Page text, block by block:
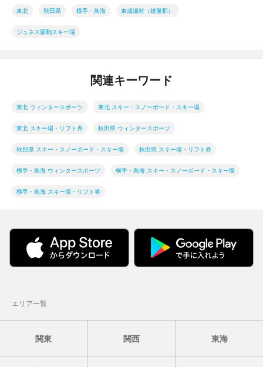
東北 秋田県 横手・鳥海 東成瀬村（雄勝郡）
ジュネス栗駒スキー場
関連キーワード
東北 ウィンタースポーツ 東北 スキー・スノーボード・スキー場
東北 スキー場・リフト券 秋田県 ウィンタースポーツ
秋田県 スキー・スノーボード・スキー場 秋田県 スキー場・リフト券
横手・鳥海 ウィンタースポーツ 横手・鳥海 スキー・スノーボード・スキー場
横手・鳥海 スキー場・リフト券
エリア一覧
関東 関西 東海